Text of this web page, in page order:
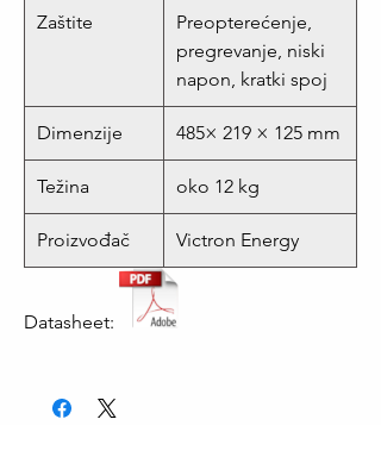
Zaštite
Preopterećenje,
pregrevanje, niski
napon, kratki spoj
Dimenzije 485× 219 × 125 mm
Težina oko 12 kg
Proizvođač Victron Energy
Datasheet: